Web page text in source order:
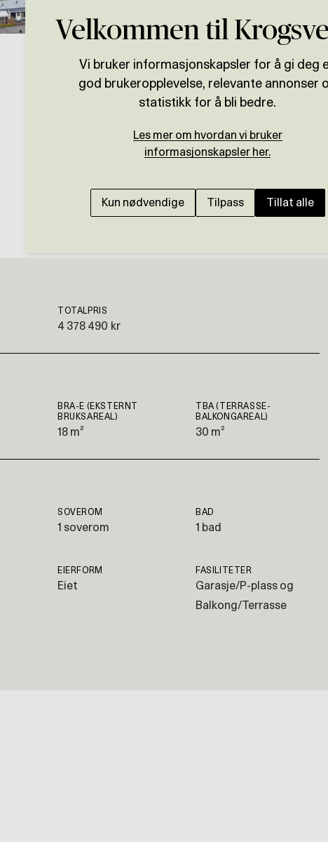
SKI/SØNDRE FINSTAD
Rekkehus over
Gangavstand til
terrasse. Garasje.
TOTALPRIS
4 378 490 kr
BRA-E (EKSTERNT
BRUKSAREAL)
18 m²
TBA (TERRASSE-
BALKONGAREAL)
30 m²
SOVEROM
1 soverom
BAD
1 bad
EIERFORM
Eiet
FASILITETER
Garasje/P-plass og
Balkong/Terrasse
Velkommen til
Vi bruker informasjonskapsler for å gi deg
god brukeropplevelse, relevante annonser
statistikk for å bli bedre.
Les mer om hvordan vi bruker
informasjonskapsler her.
Kun nødvendige Tilpass Tillat alle